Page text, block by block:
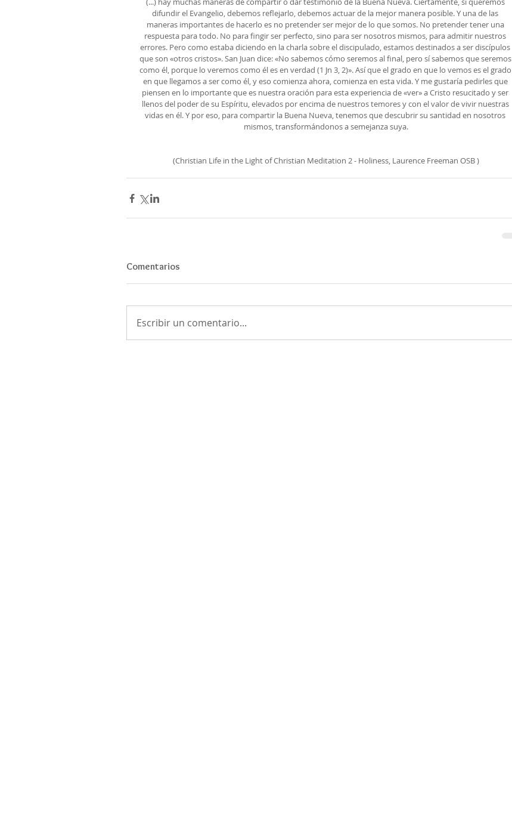
difundir el Evangelio, debemos reflejarlo, debemos actuar de la mejor manera posible. Y una de las
maneras importantes de hacerlo es no pretender ser mejor de lo que somos. No pretender tener una
respuesta para todo. No para fingir ser perfecto, sino para ser nosotros mismos, para admitir nuestros
errores. Pero como estaba diciendo en la charla sobre el discipulado, estamos destinados a ser discípulos
que son «otros cristos». San Juan dice: «No sabemos cómo seremos al final, pero sí sabemos que seremos
como él, porque lo veremos como él es en verdad (1 Jn 3, 2)». Así que el grado en que lo vemos es el grado
en que llegamos a ser como él, y eso comienza ahora, comienza en esta vida. Y me gustaría pedirles que
piensen en lo importante que es nuestra oración para esta experiencia de «ver» a Cristo resucitado y ser
llenos del poder de su Espíritu, elevados por encima de nuestros temores y con el valor de vivir nuestras
vidas en él. Y por eso, para compartir la Buena Nueva, tenemos que descubrir su santidad en nosotros
mismos, transformándonos a semejanza suya.
(Christian Life in the Light of Christian Meditation 2 - Holiness, Laurence Freeman OSB )
Comentarios
Escribir un comentario...